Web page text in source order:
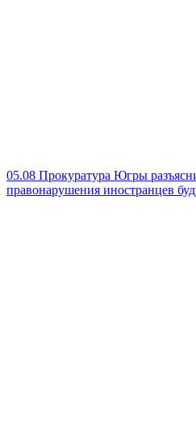
05.08 Прокуратура Югры
правонарушения иностранцев